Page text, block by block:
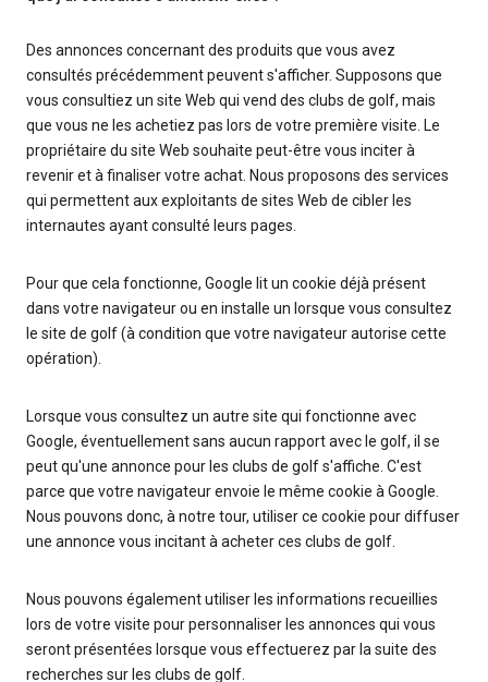
Des annonces concernant des produits que vous avez
consultés précédemment peuvent s'afficher. Supposons que
vous consultiez un site Web qui vend des clubs de golf, mais
que vous ne les achetiez pas lors de votre première visite. Le
propriétaire du site Web souhaite peut-être vous inciter à
revenir et à finaliser votre achat. Nous proposons des services
qui permettent aux exploitants de sites Web de cibler les
internautes ayant consulté leurs pages.
Pour que cela fonctionne, Google lit un cookie déjà présent
dans votre navigateur ou en installe un lorsque vous consultez
le site de golf (à condition que votre navigateur autorise cette
opération).
Lorsque vous consultez un autre site qui fonctionne avec
Google, éventuellement sans aucun rapport avec le golf, il se
peut qu'une annonce pour les clubs de golf s'affiche. C'est
parce que votre navigateur envoie le même cookie à Google.
Nous pouvons donc, à notre tour, utiliser ce cookie pour diffuser
une annonce vous incitant à acheter ces clubs de golf.
Nous pouvons également utiliser les informations recueillies
lors de votre visite pour personnaliser les annonces qui vous
seront présentées lorsque vous effectuerez par la suite des
recherches sur les clubs de golf.